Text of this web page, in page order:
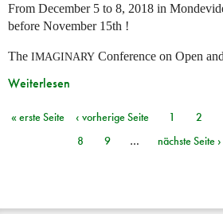
From December 5 to 8, 2018 in
before November 15th !
The IMAGINARY Conference on Open
Weiterlesen
Seiten
« erste Seite ‹ vorherige Seite 1 2
8
9 … nächste Seite ›